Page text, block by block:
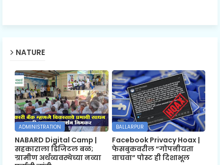
NATURE
ADMINISTRATION
NABARD Digital Camp |
सहकाराला डिजिटल बळ;
ग्रामीण अर्थव्यवस्थेच्या नव्या
BALLARPUR
Facebook Privacy Hoax |
फेसबुकवरील “गोपनीयता
वाचवा” पोस्ट ही दिशाभूल